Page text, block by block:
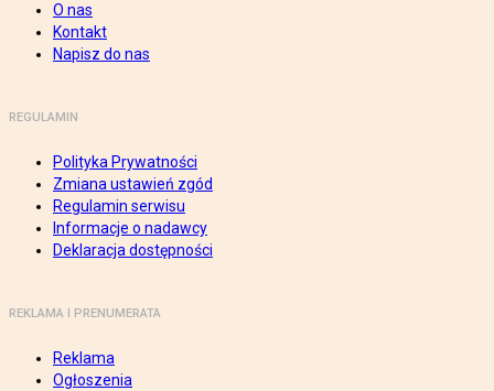
O nas
Kontakt
Napisz do nas
REGULAMIN
Polityka Prywatności
Zmiana ustawień zgód
Regulamin serwisu
Informacje o nadawcy
Deklaracja dostępności
REKLAMA I PRENUMERATA
Reklama
Ogłoszenia